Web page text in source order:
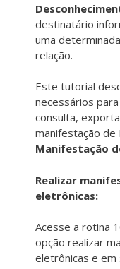
destinatário
uma
relação.
Este tutorial
necessários
consulta,
manifestação de
Manifestação
Realizar
eletrônicas:
Acesse a rotina
opção realizar
eletrônicas e em